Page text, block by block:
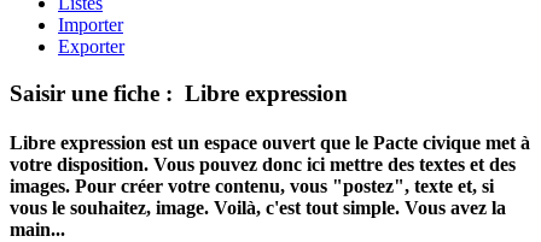
Importer
Exporter
Saisir une fiche : Libre expression
Libre expression est un espace ouvert que le Pacte civique met à
votre disposition. Vous pouvez donc ici mettre des textes et des
images. Pour créer votre contenu, vous "postez", texte et, si
vous le souhaitez, image. Voilà, c'est tout simple. Vous avez la
main...